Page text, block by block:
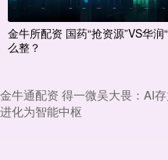
金牛所配资 国药“抢资源”VS华
么整？
金牛通配资 得一微吴大畏：AI
进化为智能中枢